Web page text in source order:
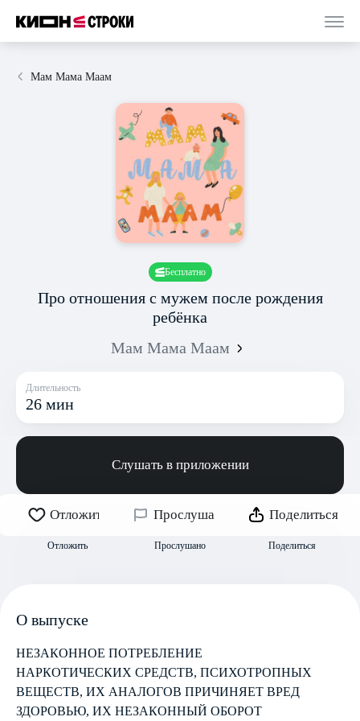
Мам Мама Маам
Бесплатно
Про отношения с мужем после рождения
ребёнка
Мам Мама Маам
Длительность
26 мин
Слушать в приложении
Отложить
Отложить
Прослушано
Прослушано
Поделиться
Поделиться
О выпуске
НЕЗАКОННОЕ ПОТРЕБЛЕНИЕ
НАРКОТИЧЕСКИХ СРЕДСТВ, ПСИХОТРОПНЫХ
ВЕЩЕСТВ, ИХ АНАЛОГОВ ПРИЧИНЯЕТ ВРЕД
ЗДОРОВЬЮ, ИХ НЕЗАКОННЫЙ ОБОРОТ